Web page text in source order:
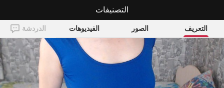
Adorableberry
التعريف الصور الفيديوهات الدردشة
التصنيفات